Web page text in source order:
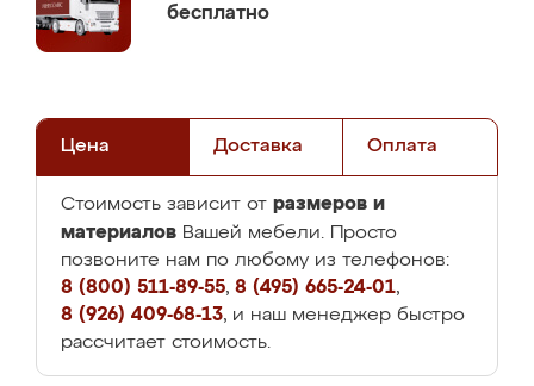
бесплатно
Цена Доставка Оплата
Стоимость зависит от размеров и
материалов Вашей мебели. Просто
позвоните нам по любому из телефонов:
8 (800) 511-89-55, 8 (495) 665-24-01,
8 (926) 409-68-13, и наш менеджер быстро
рассчитает стоимость.